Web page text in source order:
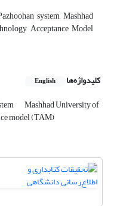
system, Mashhad
Acceptance Model
کلیدواژه‌ها English
Mashhad University of
model (TAM)